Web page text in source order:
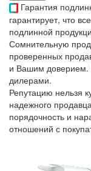
Гарантия
гарантирует, что
подлинной
Сомнительную
проверенных
и Вашим
дилерами.
Репутацию нельзя
надежного
порядочность и
отношений с